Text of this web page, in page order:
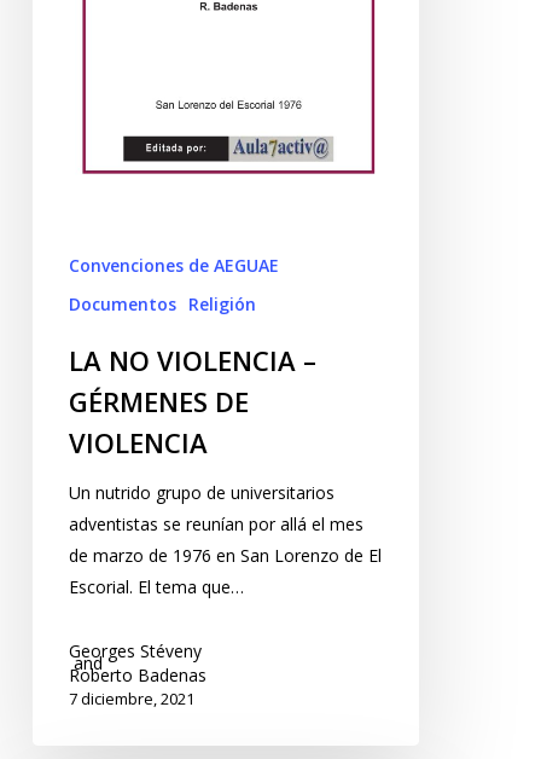
Convenciones de AEGUAE
Documentos Religión
LA NO VIOLENCIA –
GÉRMENES DE
VIOLENCIA
Un nutrido grupo de universitarios
adventistas se reunían por allá el mes
de marzo de 1976 en San Lorenzo de El
Escorial. El tema que…
Georges Stéveny
and
Roberto Badenas
7 diciembre, 2021